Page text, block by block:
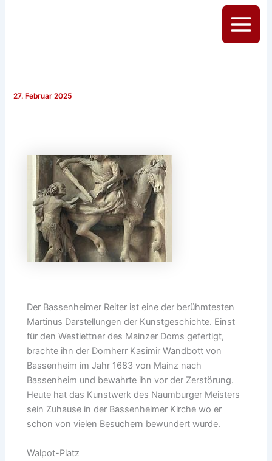
Main
27. Februar 2025
Der Bassenheimer Reiter ist eine der berühmtesten
Martinus Darstellungen der Kunstgeschichte. Einst
für den Westlettner des Mainzer Doms gefertigt,
brachte ihn der Domherr Kasimir Wandbott von
Bassenheim im Jahr 1683 von Mainz nach
Bassenheim und bewahrte ihn vor der Zerstörung.
Heute hat das Kunstwerk des Naumburger Meisters
sein Zuhause in der Bassenheimer Kirche wo er
schon von vielen Besuchern bewundert wurde.
Walpot-Platz